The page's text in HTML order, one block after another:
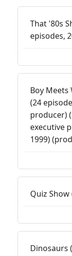
That '80s
episodes,
Boy
(24
producer)
executive
1999)
Quiz
Dinosaurs